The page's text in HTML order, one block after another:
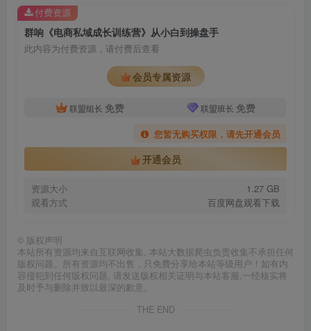
群响《电商私域成长训练营》从小白到操盘手
此内容为付费资源，请付费后查看
会员专属资源
联盟组长 免费 联盟班长 免费
您暂无购买权限，请先开通会员
开通会员
资源大小
1.27 GB
观看方式
百度网盘观看下载
付费资源
© 版权声明
本站所有资源均来自互联网收集, 本站大数据爬虫负责收集不承担任何
版权问题。所有资源均不出售，只免费分享给本站等级用户！如有内
容侵犯到任何版权问题, 请发送版权相关证明与本站客服,一经核实将
及时予与删除并致以最深的歉意。
THE END